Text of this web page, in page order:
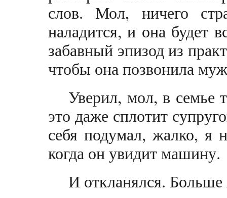
слов. Мол, ничего
наладится, и она будет
забавный эпизод из
чтобы она позвонила
Уверил, мол, в семье
это даже сплотит
себя подумал, жалко, я
когда он увидит машину.
И откланялся.